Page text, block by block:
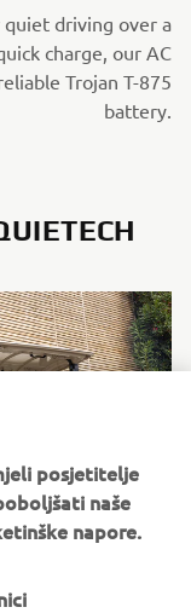
quiet driving over a
charge, our AC
Trojan T-875
battery.
posjetitelje
naše
napore.